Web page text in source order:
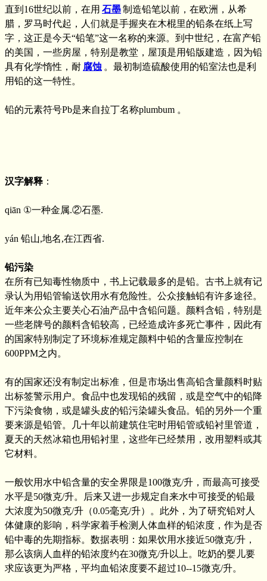
直到16世纪以前，在用 石墨制造铅笔以前，在欧洲，从希
腊，罗马时代起，人们就是手握夹在木棍里的铅条在纸上写
字，这正是今天“铅笔”这一名称的来源。到中世纪，在富产铅
的美国，一些房屋，特别是教堂，屋顶是用铅版建造，因为铅
具有化学惰性，耐 腐蚀 。最初制造硫酸使用的铅室法也是利
用铅的这一特性。
铅的元素符号Pb是来自拉丁名称plumbum 。
汉字解释 ：
qiān ①一种金属.②石墨.
yán 铅山,地名,在江西省.
铅污染
在所有已知毒性物质中，书上记载最多的是铅。古书上就有记
录认为用铅管输送饮用水有危险性。公众接触铅有许多途径。
近年来公众主要关心石油产品中含铅问题。颜料含铅，特别是
一些老牌号的颜料含铅较高，已经造成许多死亡事件，因此有
的国家特别制定了环境标准规定颜料中铅的含量应控制在
600PPM之内。
有的国家还没有制定出标准，但是市场出售高铅含量颜料时贴
出标签警示用户。食品中也发现铅的残留，或是空气中的铅降
下污染食物，或是罐头皮的铅污染罐头食品。铅的另外一个重
要来源是铅管。几十年以前建筑住宅时用铅管或铅衬里管道，
夏天的天然冰箱也用铅衬里，这些年已经禁用，改用塑料或其
它材料。
一般饮用水中铅含量的安全界限是100微克/升，而最高可接受
水平是50微克/升。后来又进一步规定自来水中可接受的铅最
大浓度为50微克/升（0.05毫克/升）。此外，为了研究铅对人
体健康的影响，科学家着手检测人体血样的铅浓度，作为是否
铅中毒的先期指标。数据表明：如果饮用水接近50微克/升，
那么该病人血样的铅浓度约在30微克/升以上。吃奶的婴儿要
求应该更为严格，平均血铅浓度要不超过10--15微克/升。